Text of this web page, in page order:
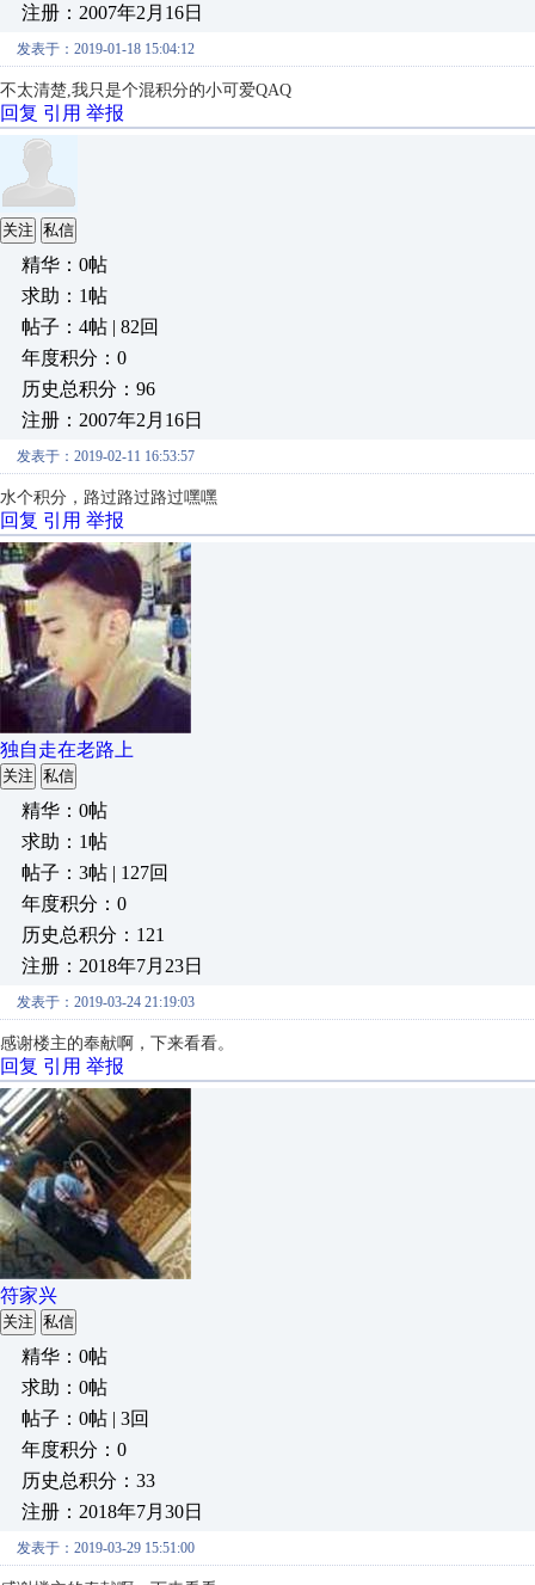
注册：2007年2月16日
发表于：2019-01-18 15:04:12
不太清楚,我只是个混积分的小可爱QAQ
回复 引用 举报
关注 私信
精华：0帖
求助：1帖
帖子：4帖 | 82回
年度积分：0
历史总积分：96
注册：2007年2月16日
发表于：2019-02-11 16:53:57
水个积分，路过路过路过嘿嘿
回复 引用 举报
独自走在老路上
关注 私信
精华：0帖
求助：1帖
帖子：3帖 | 127回
年度积分：0
历史总积分：121
注册：2018年7月23日
发表于：2019-03-24 21:19:03
感谢楼主的奉献啊，下来看看。
回复 引用 举报
符家兴
关注 私信
精华：0帖
求助：0帖
帖子：0帖 | 3回
年度积分：0
历史总积分：33
注册：2018年7月30日
发表于：2019-03-29 15:51:00